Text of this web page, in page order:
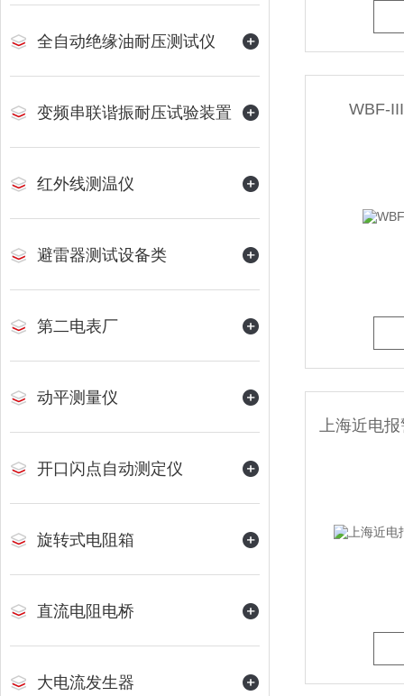
全自动绝缘油耐压测试仪
变频串联谐振耐压试验装置
红外线测温仪
避雷器测试设备类
第二电表厂
动平测量仪
开口闪点自动测定仪
旋转式电阻箱
直流电阻电桥
大电流发生器
WBF-